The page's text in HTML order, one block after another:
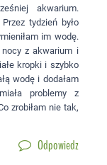
akwarium.
tydzień było
im wodę.
nocy z akwarium i
kropki i szybko
wodę i dodałam
problemy z
zrobiłam nie tak,
Odpowiedz